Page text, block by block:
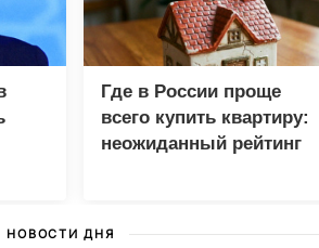
Где в России проще
всего купить квартиру:
неожиданный рейтинг
НОВОСТИ ДНЯ